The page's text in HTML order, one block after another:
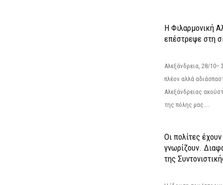
Η Φιλαρμονική
επέστρεψε στη
Αλεξάνδρεια, 28/
πλέον αλλά
Αλεξάνδρειας
της πόλης μας....
Οι πολίτες
γνωρίζουν.
της